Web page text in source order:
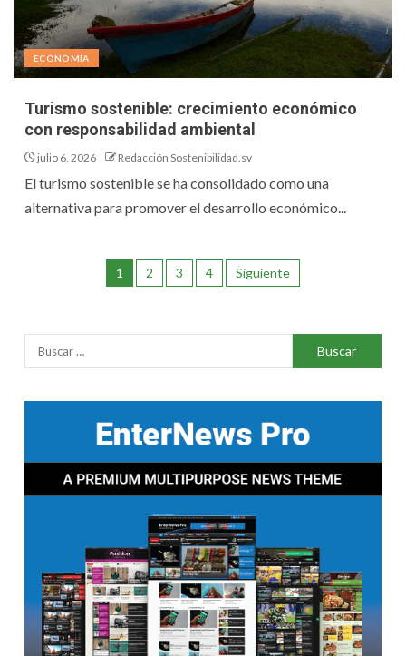
ECONOMÍA
Turismo sostenible: crecimiento económico
con responsabilidad ambiental
julio 6, 2026 Redacción Sostenibilidad.sv
El turismo sostenible se ha consolidado como una
alternativa para promover el desarrollo económico...
1 2 3 4 Siguiente